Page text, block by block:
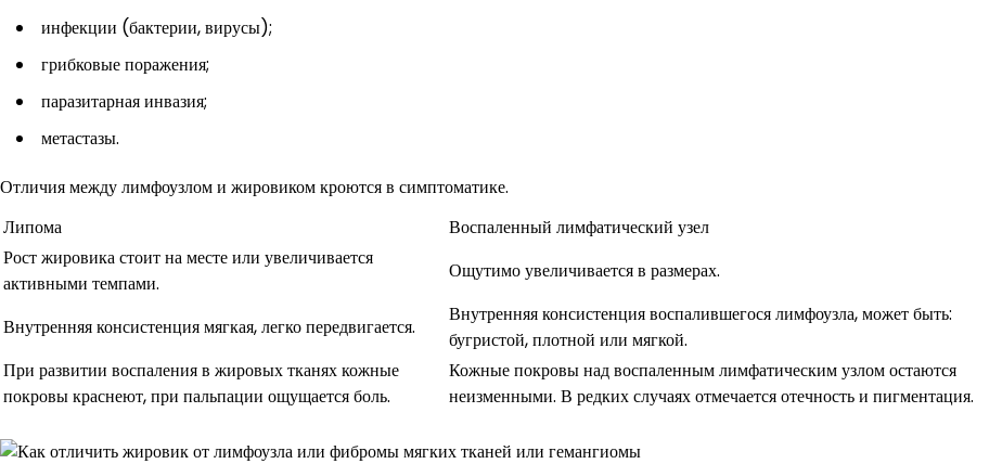
инфекции (бактерии, вирусы);
грибковые поражения;
паразитарная инвазия;
метастазы.
Отличия между лимфоузлом и жировиком кроются в симптоматике.
Липома
Воспаленный лимфатический узел
Рост жировика стоит на месте или увеличивается
активными темпами.
Ощутимо увеличивается в размерах.
Внутренняя консистенция мягкая, легко передвигается.
Внутренняя консистенция воспалившегося лимфоузла, может быть:
бугристой, плотной или мягкой.
При развитии воспаления в жировых тканях кожные
покровы краснеют, при пальпации ощущается боль.
Кожные покровы над воспаленным лимфатическим узлом остаются
неизменными. В редких случаях отмечается отечность и пигментация.